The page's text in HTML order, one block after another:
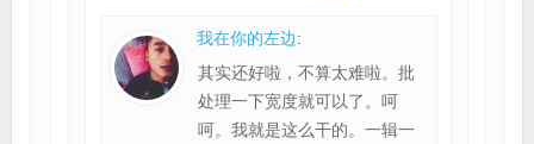
我在你的左边:
其实还好啦，不算太难啦。批
处理一下宽度就可以了。呵
呵。我就是这么干的。一辑一